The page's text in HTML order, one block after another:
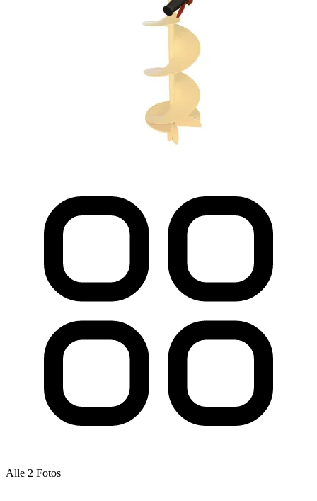
Alle 2 Fotos